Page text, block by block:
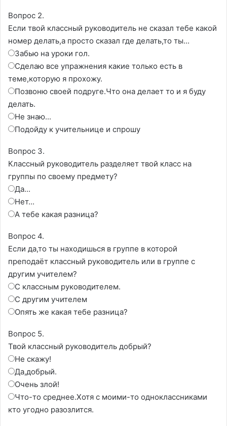
Вопрос 2.
Если твой классный руководитель не сказал тебе какой
номер делать,а просто сказал где делать,то ты...
Забью на уроки гол.
Сделаю все упражнения какие только есть в
теме,которую я прохожу.
Позвоню своей подруге.Что она делает то и я буду
делать.
Не знаю...
Подойду к учительнице и спрошу
Вопрос 3.
Классный руководитель разделяет твой класс на
группы по своему предмету?
Да...
Нет...
А тебе какая разница?
Вопрос 4.
Если да,то ты находишься в группе в которой
преподаёт классный руководитель или в группе с
другим учителем?
С классным руководителем.
С другим учителем
Опять же какая тебе разница?
Вопрос 5.
Твой классный руководитель добрый?
Не скажу!
Да,добрый.
Очень злой!
Что-то среднее.Хотя с моими-то одноклассниками
кто угодно разозлится.